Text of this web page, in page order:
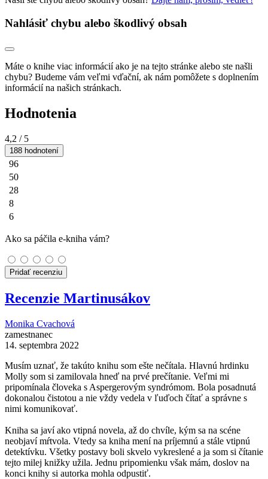
Nahlásiť chybu alebo škodlivý obsah
Máte o knihe viac informácií ako je na tejto stránke alebo ste našli
chybu? Budeme vám veľmi vďační, ak nám pomôžete s doplnením
informácií na našich stránkach.
Hodnotenia
4,2 / 5
188 hodnotení
96
50
28
8
6
Ako sa páčila e-kniha vám?
Pridať recenziu
Recenzie Martinusákov
Monika Cvachová
zamestnanec
14. septembra 2022
Musím uznať, že takúto knihu som ešte nečítala. Hlavnú hrdinku
Molly som si zamilovala hneď na prvé prečítanie. Veľmi mi
pripomínala človeka s Aspergerovým syndrómom. Bola posadnutá
dokonalou čistotou a nie vždy vedela v ľuďoch čítať a správne s
nimi komunikovať.
Kniha sa javí ako vtipná novela, až do chvíle, kým sa na scéne
neobjaví mŕtvola. Vtedy sa kniha mení na príjemnú a stále vtipnú
detektívku. Všetky postavy boli skvelo vykreslené a ja som si čítanie
tejto milej knižky užila. Jednu pripomienku však mám, doslov na
konci knihy si autorka mohla odpustiť.